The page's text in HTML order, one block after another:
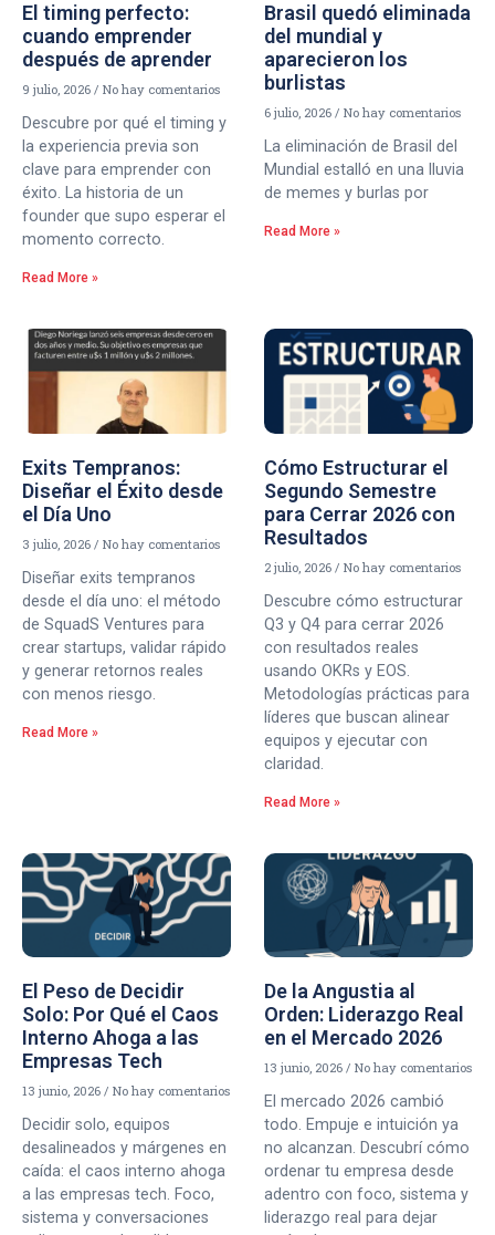
El timing perfecto:
cuando emprender
después de aprender
9 julio, 2026 No hay comentarios
Descubre por qué el timing y
la experiencia previa son
clave para emprender con
éxito. La historia de un
founder que supo esperar el
momento correcto.
Read More »
Brasil quedó eliminada
del mundial y
aparecieron los
burlistas
6 julio, 2026 No hay comentarios
La eliminación de Brasil del
Mundial estalló en una lluvia
de memes y burlas por
Read More »
Exits Tempranos:
Diseñar el Éxito desde
el Día Uno
3 julio, 2026 No hay comentarios
Diseñar exits tempranos
desde el día uno: el método
de SquadS Ventures para
crear startups, validar rápido
y generar retornos reales
con menos riesgo.
Read More »
Cómo Estructurar el
Segundo Semestre
para Cerrar 2026 con
Resultados
2 julio, 2026 No hay comentarios
Descubre cómo estructurar
Q3 y Q4 para cerrar 2026
con resultados reales
usando OKRs y EOS.
Metodologías prácticas para
líderes que buscan alinear
equipos y ejecutar con
claridad.
Read More »
El Peso de Decidir
Solo: Por Qué el Caos
Interno Ahoga a las
Empresas Tech
13 junio, 2026 No hay comentarios
Decidir solo, equipos
desalineados y márgenes en
caída: el caos interno ahoga
a las empresas tech. Foco,
sistema y conversaciones
De la Angustia al
Orden: Liderazgo Real
en el Mercado 2026
13 junio, 2026 No hay comentarios
El mercado 2026 cambió
todo. Empuje e intuición ya
no alcanzan. Descubrí cómo
ordenar tu empresa desde
adentro con foco, sistema y
liderazgo real para dejar